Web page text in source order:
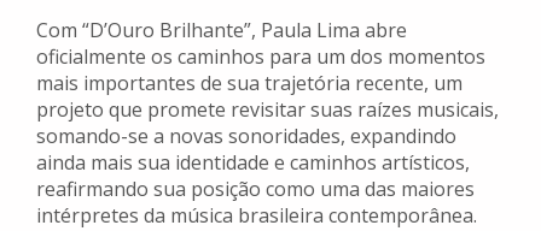
Com “D’Ouro Brilhante”, Paula Lima abre
oficialmente os caminhos para um dos momentos
mais importantes de sua trajetória recente, um
projeto que promete revisitar suas raízes musicais,
somando-se a novas sonoridades, expandindo
ainda mais sua identidade e caminhos artísticos,
reafirmando sua posição como uma das maiores
intérpretes da música brasileira contemporânea.